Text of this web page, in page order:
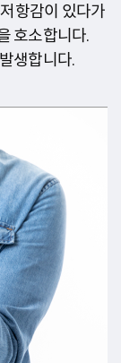
항감이 있다가
호소합니다.
생합니다.